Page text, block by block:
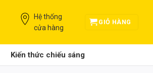
Hệ thống
cửa hàng
GIỎ HÀNG
Kiến thức chiếu sáng